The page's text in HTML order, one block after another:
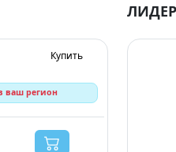
Купить
ваш регион